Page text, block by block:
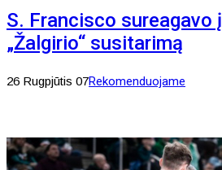
S. Francisco sureagavo
„Žalgirio“ susitarimą
26 Rugpjūtis 07Rekomenduojame